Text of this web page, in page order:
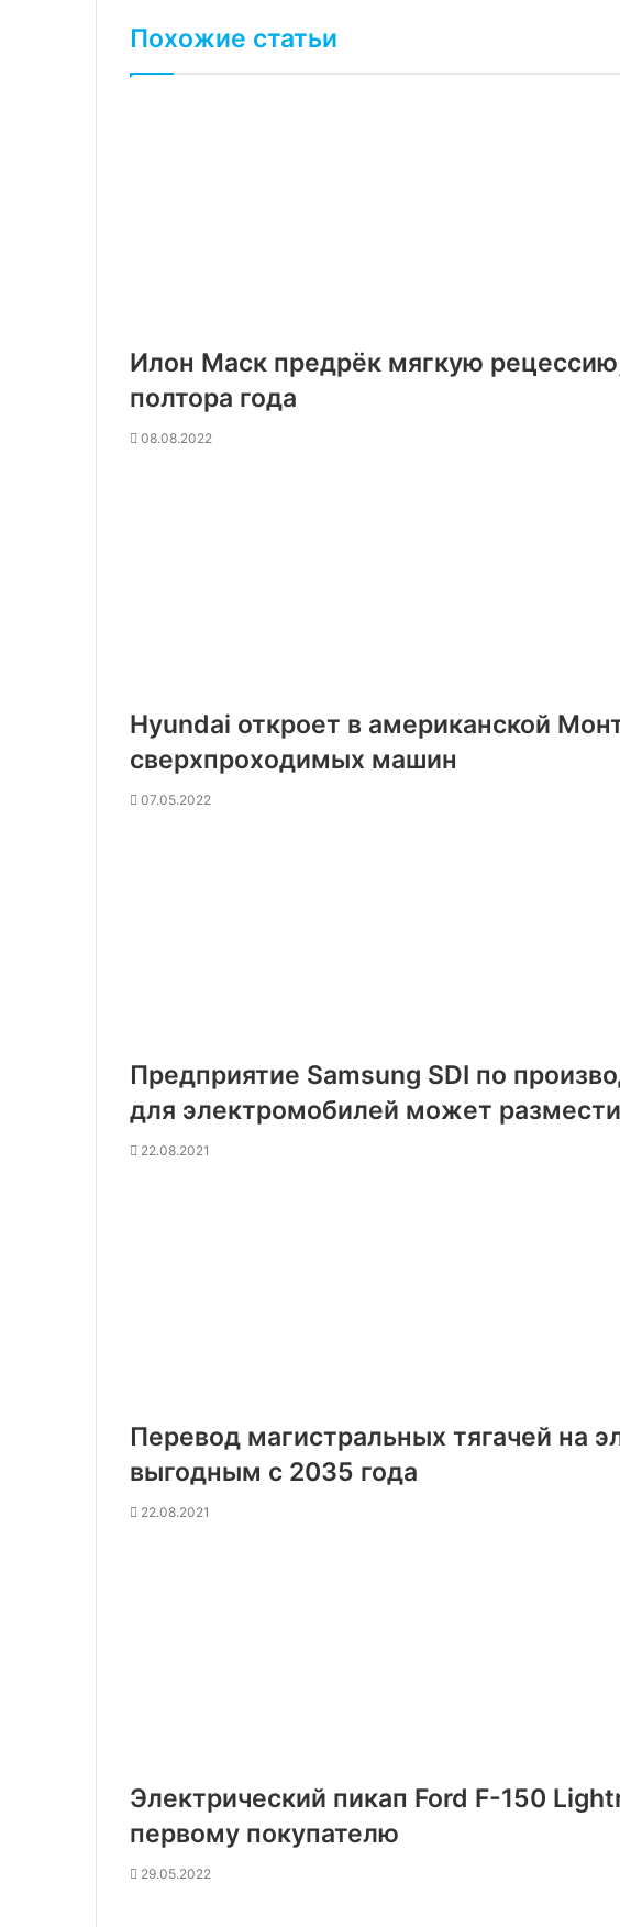
Похожие статьи
Илон Маск предрёк мягкую
полтора года
08.08.2022
Hyundai откроет в американской
сверхпроходимых машин
07.05.2022
Предприятие Samsung SDI по
для электромобилей может
22.08.2021
Перевод магистральных тягачей на
выгодным с 2035 года
22.08.2021
Электрический пикап Ford F-150
первому покупателю
29.05.2022